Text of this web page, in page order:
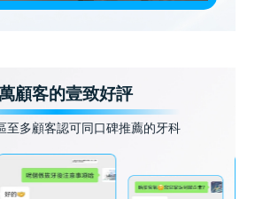
顧客的壹致好評
至多顧客認可同口碑推薦的牙科